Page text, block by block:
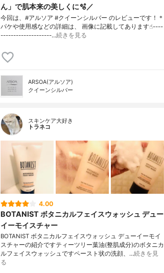
ん」で肌本来の美しくに🫧／
今回は、#アルソア #クイーンシルバー のレビューです！＊
パケや使用感などの詳細は、 画像に記載してあります☝︎----
--------------------…続きを見る
ARSOA(アルソア)
クイーンシルバー
スキンケア大好き
トラネコ
4.00
BOTANIST ボタニカルフェイスウォッシュ デュー
イーモイスチャー
BOTANIST ボタニカルフェイスウォッシュ デューイーモイ
スチャーの紹介ですティーツリー葉油(整肌成分)のボタニカ
ルフェイスウォッシュですペースト状の洗顔、…続きを見
る